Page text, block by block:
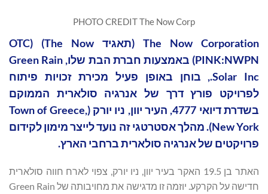
PHOTO CREDIT The Now Corp
The Now Corporation (תאגיד The Now) (OTC
PINK:NWPN) באמצעות חברת הבת שלו, Green Rain
Solar Inc., בוחן באופן פעיל מכירת זכויות פיתוח
לפרויקט פורץ דרך של אנרגיה סולארית הממוקם
בשדרת דיואי 4777, העיר יוון, ניו יורק (Town of Greece,
New York). מהלך אסטרטגי זה נועד לייצר מימון לקידום
פרויקטים של אנרגיה סולארית ברחבי הארץ.
האתר בן 19.5 האקר בעיר יוון, ניו יורק, צפוי לארח חווה סולארית
חדישה על הקרקע. יוזמה זו מדגישה את מחויבותה של Green Rain